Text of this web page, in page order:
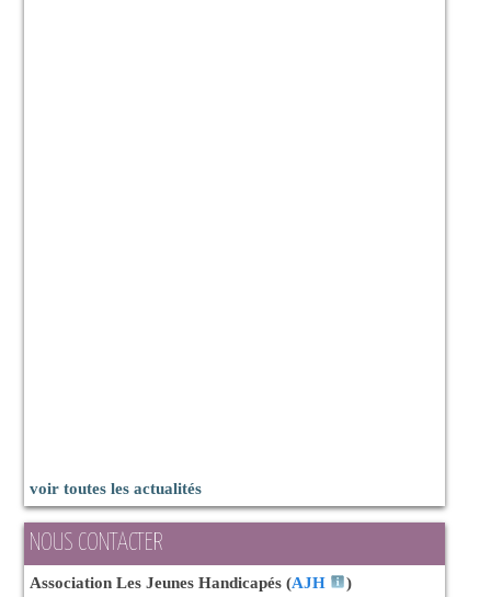
voir toutes les actualités
NOUS CONTACTER
Association Les Jeunes Handicapés (AJH
)